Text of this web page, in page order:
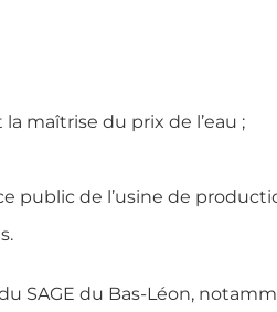
maîtrise du prix de l’eau ;
de l’usine de
SAGE du Bas-Léon,